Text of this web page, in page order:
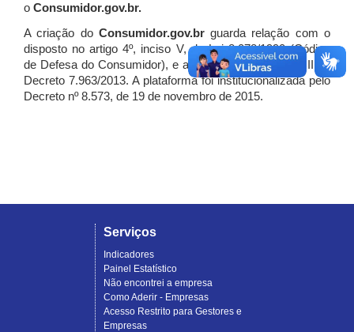
o Consumidor.gov.br.
A criação do Consumidor.gov.brguarda relação com o
disposto no artigo 4º, inciso V, da Lei 8.078/1990 (Código
de Defesa do Consumidor), e artigo 7º, incisos I, II e III do
Decreto 7.963/2013. A plataforma foi institucionalizada pelo
Decreto nº 8.573, de 19 de novembro de 2015.
Serviços
Indicadores
Painel Estatístico
Não encontrei a empresa
Como Aderir - Empresas
Acesso Restrito para Gestores e
Empresas